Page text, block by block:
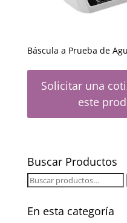
Báscula a Prueba de
Solicitar una
este
Buscar Productos
Buscar
En esta categoría